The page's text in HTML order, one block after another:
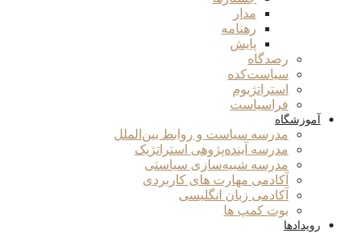
مدار
رهنامه
پایش
رصدگاه
سیاست‌کده
استراتژیوم
فراسیاست
آموزشگاه
مدرسه سیاست و روابط بین‌الملل
مدرسه آینده‌پژوهی استراتژیک
مدرسه شبیه‌سازی سیاستی
آکادمی مهارت های کاربردی
آکادمی زبان انگلیسی
بوت کمپ ها
رویدادها